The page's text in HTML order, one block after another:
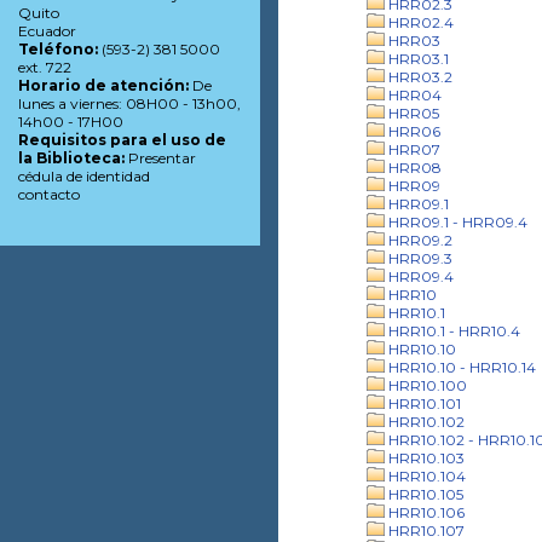
HRR02.3
HRR02.4
HRR03
HRR03.1
HRR03.2
HRR04
HRR05
HRR06
HRR07
HRR08
HRR09
HRR09.1
HRR09.1 - HRR09.4
HRR09.2
HRR09.3
HRR09.4
HRR10
HRR10.1
HRR10.1 - HRR10.4
HRR10.10
HRR10.10 - HRR10.14
HRR10.100
HRR10.101
HRR10.102
HRR10.102 -
HRR10.103
HRR10.104
HRR10.105
HRR10.106
HRR10.107
Quito
Ecuador
Teléfono: (593-2) 381 5000
ext. 722
Horario de atención: De
lunes a viernes: 08H00 - 13h00,
14h00 - 17H00
Requisitos para el uso de
la Biblioteca: Presentar
cédula de identidad
contacto